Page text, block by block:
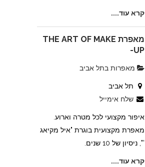
קרא עוד....
מאפרת THE ART OF MAKE
-UP
מאפרות בתל אביב
תל אביב
שלח אימייל
איפור מקצועי לכל מטרה וארוע.
מאפרת מקצועית בוגרת "איל מקיאג
'", ניסיון של 10 שנים.
קרא עוד....